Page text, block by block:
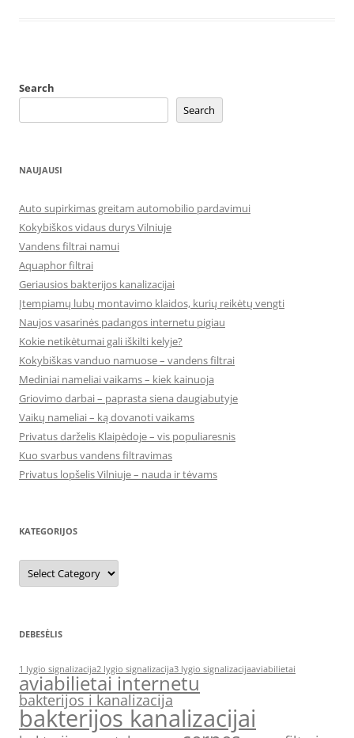
Search
Search
NAUJAUSI
Auto supirkimas greitam automobilio pardavimui
Kokybiškos vidaus durys Vilniuje
Vandens filtrai namui
Aquaphor filtrai
Geriausios bakterijos kanalizacijai
Įtempiamų lubų montavimo klaidos, kurių reikėtų vengti
Naujos vasarinės padangos internetu pigiau
Kokie netikėtumai gali iškilti kelyje?
Kokybiškas vanduo namuose – vandens filtrai
Mediniai nameliai vaikams – kiek kainuoja
Griovimo darbai – paprasta siena daugiabutyje
Vaikų nameliai – ką dovanoti vaikams
Privatus darželis Klaipėdoje – vis populiaresnis
Kuo svarbus vandens filtravimas
Privatus lopšelis Vilniuje – nauda ir tėvams
KATEGORIJOS
Kategorijos
DEBESĖLIS
1 lygio signalizacija2 lygio signalizacija3 lygio signalizacijaaviabilietai
aviabilietai internetu
bakterijos i kanalizacija
bakterijos kanalizacijai